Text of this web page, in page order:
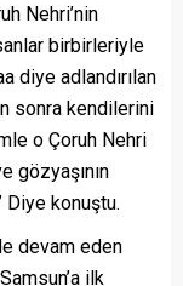
Nehri’nin
birbirleriyle
diye adlandırılan
sonra kendilerini
o Çoruh Nehri
gözyaşının
Diye konuştu.
devam eden
ilk